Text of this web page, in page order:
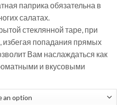
паприка обязательна в
салатах.
стеклянной таре, при
избегая попадания прямых
Вам наслаждаться как
и вкусовыми